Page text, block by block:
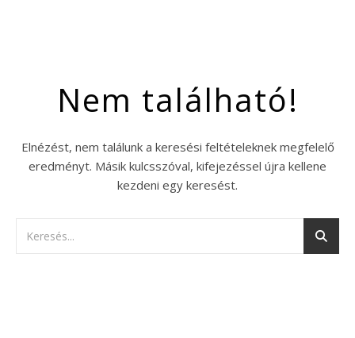
Nem található!
Elnézést, nem találunk a keresési feltételeknek megfelelő
eredményt. Másik kulcsszóval, kifejezéssel újra kellene
kezdeni egy keresést.